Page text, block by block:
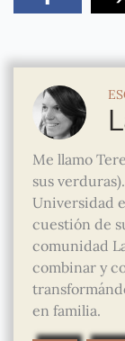
Me llamo
sus
Universidad
cuestión de
comunidad
combinar y
en familia.